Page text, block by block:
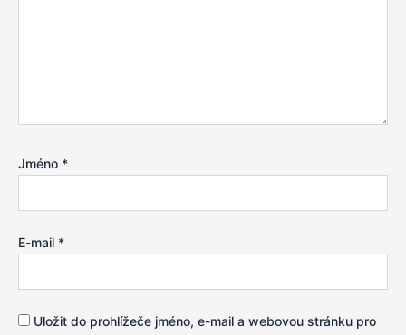
Jméno *
E-mail *
Uložit do prohlížeče jméno, e-mail a webovou stránku pro